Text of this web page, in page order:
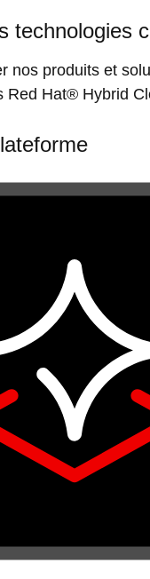
technologies
nos produits et
Red Hat® Hybrid